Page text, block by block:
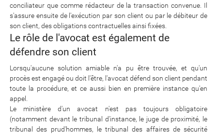
conciliateur que comme rédacteur de la transaction convenue. Il
s'assure ensuite de l'exécution par son client ou par le débiteur de
son client, des obligations contractuelles ainsi fixées.
Le rôle de l'avocat est également de
défendre son client
Lorsqu'aucune solution amiable n'a pu être trouvée, et qu'un
procès est engagé ou doit l'être, l'avocat défend son client pendant
toute la procédure, et ce aussi bien en première instance qu'en
appel.
Le ministère d'un avocat n'est pas toujours obligatoire
(notamment devant le tribunal d'instance, le juge de proximité, le
tribunal des prud'hommes, le tribunal des affaires de sécurité